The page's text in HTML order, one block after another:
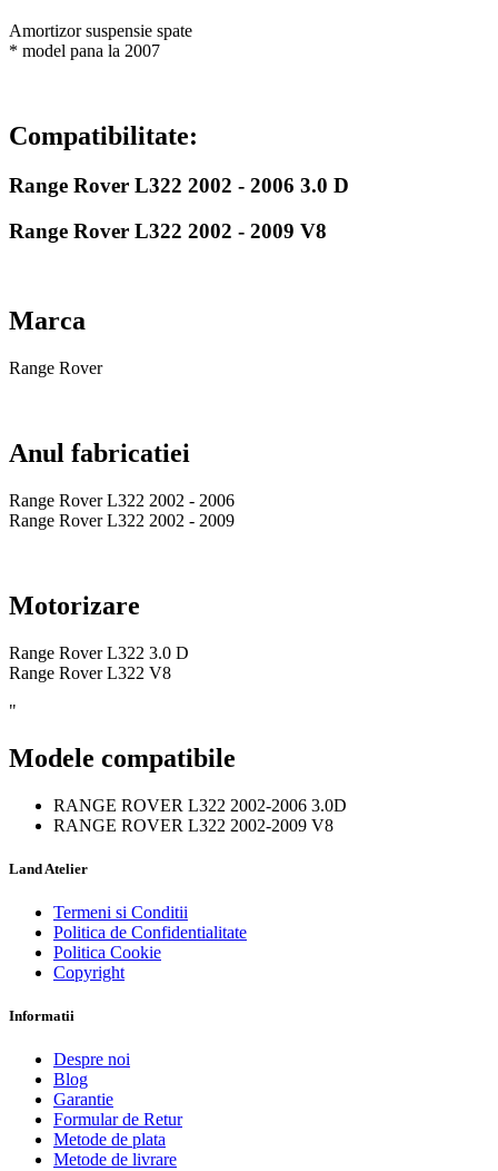
Amortizor suspensie spate
* model pana la 2007
Compatibilitate:
Range Rover L322 2002 - 2006 3.0 D
Range Rover L322 2002 - 2009 V8
Marca
Range Rover
Anul fabricatiei
Range Rover L322 2002 - 2006
Range Rover L322 2002 - 2009
Motorizare
Range Rover L322 3.0 D
Range Rover L322 V8
"
Modele compatibile
RANGE ROVER L322 2002-2006 3.0D
RANGE ROVER L322 2002-2009 V8
Land Atelier
Termeni si Conditii
Politica de Confidentialitate
Politica Cookie
Copyright
Informatii
Despre noi
Blog
Garantie
Formular de Retur
Metode de plata
Metode de livrare